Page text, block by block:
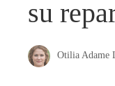
su
Otilia Adame